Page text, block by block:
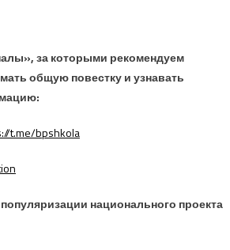
за которыми рекомендуем
общую повестку и узнавать
t.me/bpshkola
национального проекта